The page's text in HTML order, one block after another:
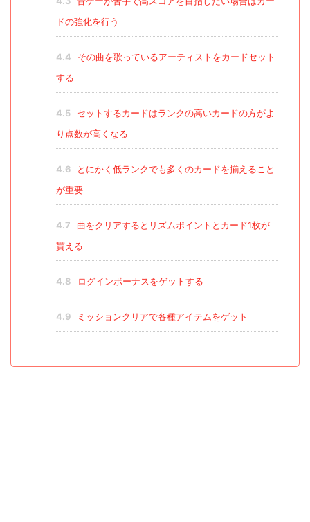
ドの強化を行う
4.4
その曲を歌っているアーティストをカードセット
する
4.5
セットするカードはランクの高いカードの方がよ
り点数が高くなる
4.6
とにかく低ランクでも多くのカードを揃えること
が重要
4.7
曲をクリアするとリズムポイントとカード1枚が
貰える
4.8 ログインボーナスをゲットする
4.9 ミッションクリアで各種アイテムをゲット